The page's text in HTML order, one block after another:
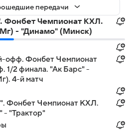
передачи
Фонбет Чемпионат КХЛ.
- "Динамо" (Минск)
офф. Фонбет Чемпионат
2 финала. "Ак Барс" -
4-й матч
Фонбет Чемпионат КХЛ.
- "Трактор"